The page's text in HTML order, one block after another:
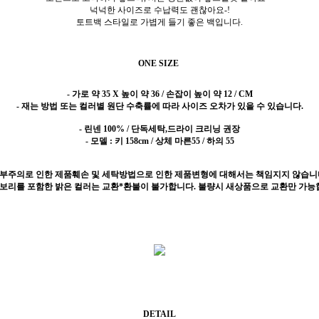
넉넉한 사이즈로 수납력도 괜찮아요-!
토트백 스타일로 가볍게 들기 좋은 백입니다.
ONE SIZE
- 가로 약 35 X 높이 약 36 / 손잡이 높이 약 12 / CM
- 재는 방법 또는 컬러별 원단 수축률에 따라 사이즈 오차가 있을 수 있습니다.
- 린넨 100% / 단독세탁,드라이 크리닝 권장
- 모델 : 키 158cm / 상체 마른55 / 하의 55
주의로 인한 제품훼손 및 세탁방법으로 인한 제품변형에 대해서는 책임지지 않습니
리를 포함한 밝은 컬러는 교환*환불이 불가합니다. 불량시 새상품으로 교환만 가능
DETAIL